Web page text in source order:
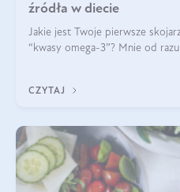
źródła w diecie
Jakie jest Twoje pierwsze
“kwasy omega-3”? Mnie od
EPA.
CZYTAJ